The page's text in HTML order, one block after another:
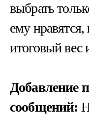
выбрать
ему нравятся,
итоговый вес
Добавление
сообщений: